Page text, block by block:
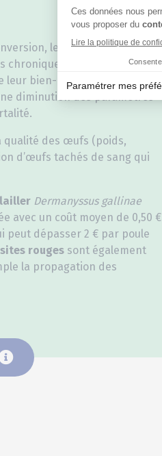
les poux rouges sont
chronique chez les poules qui
leur bien-être et l’apparition
diminution des paramètres
qualité des œufs (poids,
d’œufs tachés de sang qui
Dermanyssus gallinae
avec un coût moyen de 0,50 €
peut dépasser 2 € par poule
rouges sont également
la propagation des